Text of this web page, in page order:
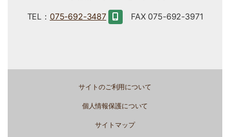
TEL： 075-692-3487 FAX 075-692-3971
サイトのご利用について
個人情報保護について
サイトマップ